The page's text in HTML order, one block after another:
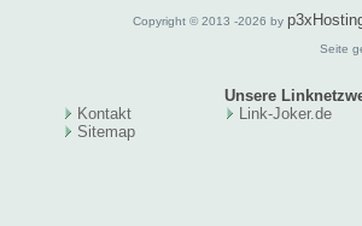
Copyright © 2013 -2026 by
Seite
Unsere
Kontakt
Sitemap
Link-Joker.de